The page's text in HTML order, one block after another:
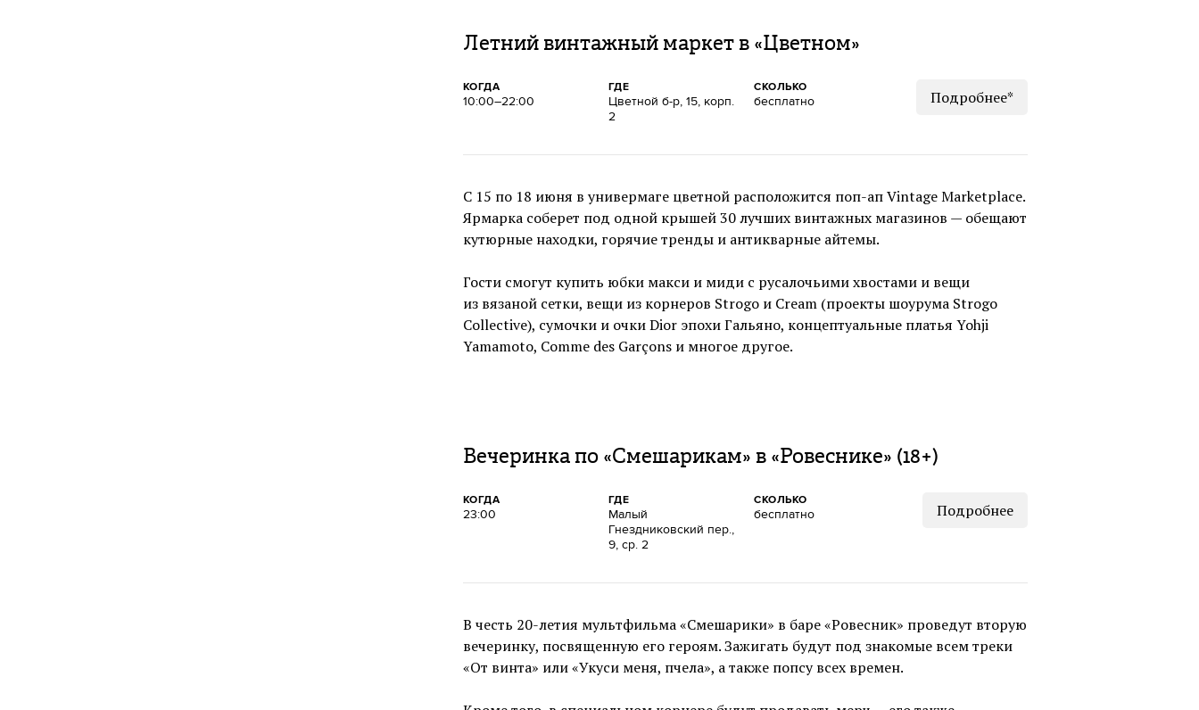
Летний винтажный маркет в «Цветном»
КОГДА
10:00–22:00
ГДЕ
Цветной б-р, 15, корп.
2
СКОЛЬКО
бесплатно Подробнее*
С 15 по 18 июня в универмаге цветной расположится поп-ап Vintage Marketplace.
Ярмарка соберет под одной крышей 30 лучших винтажных магазинов — обещают
кутюрные находки, горячие тренды и антикварные айтемы.
Гости смогут купить юбки макси и миди с русалочьими хвостами и вещи
из вязаной сетки, вещи из корнеров Strogo и Cream (проекты шоурума Strogo
Collective), сумочки и очки Dior эпохи Гальяно, концептуальные платья Yohji
Yamamoto, Comme des Garçons и многое другое.
Вечеринка по «Смешарикам» в «Ровеснике» (18+)
КОГДА
23:00
ГДЕ
Малый
Гнездниковский пер.,
9, ср. 2
СКОЛЬКО
бесплатно Подробнее
В честь 20-летия мультфильма «Смешарики» в баре «Ровесник» проведут вторую
вечеринку, посвященную его героям. Зажигать будут под знакомые всем треки
«От винта» или «Укуси меня, пчела», а также попсу всех времен.